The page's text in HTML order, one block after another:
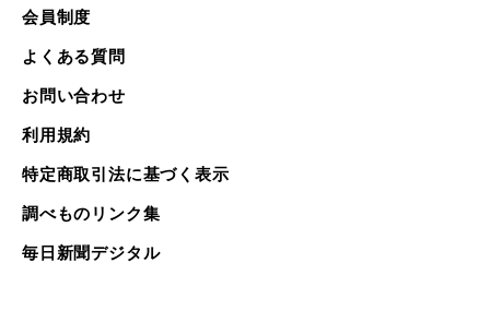
会員制度
よくある質問
お問い合わせ
利用規約
特定商取引法に基づく表示
調べものリンク集
毎日新聞デジタル